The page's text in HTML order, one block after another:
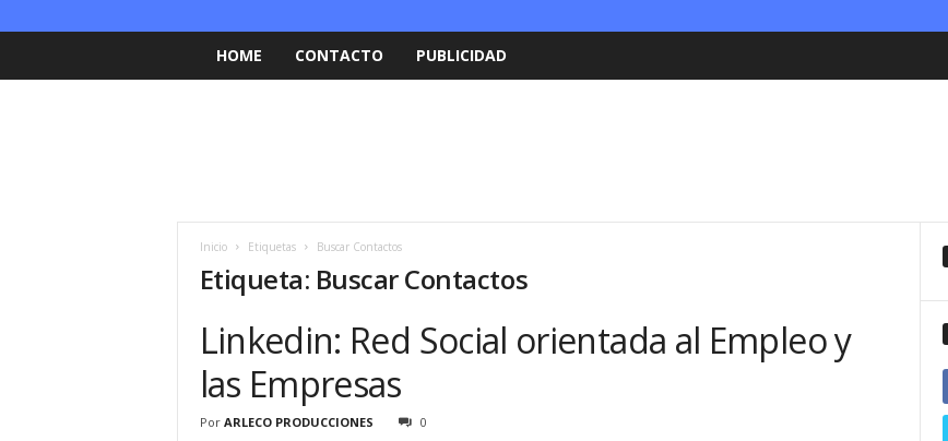
HOME CONTACTO PUBLICIDAD
Inicio Etiquetas Buscar Contactos
Etiqueta: Buscar Contactos
Linkedin: Red Social orientada al Empleo y
las Empresas
Por ARLECO PRODUCCIONES 0